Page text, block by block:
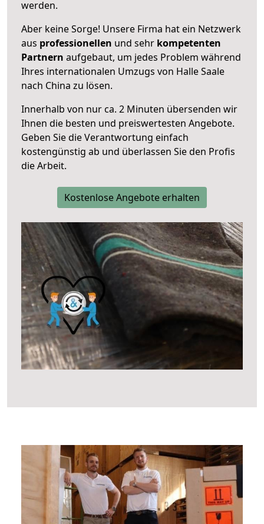
werden.
Aber keine Sorge! Unsere Firma hat ein Netzwerk
aus professionellen und sehr kompetenten
Partnern aufgebaut, um jedes Problem während
Ihres internationalen Umzugs von Halle Saale
nach China zu lösen.
Innerhalb von nur ca. 2 Minuten übersenden wir
Ihnen die besten und preiswertesten Angebote.
Geben Sie die Verantwortung einfach
kostengünstig ab und überlassen Sie den Profis
die Arbeit.
Kostenlose Angebote erhalten